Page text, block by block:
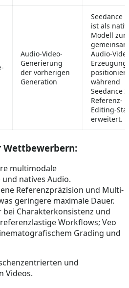
Audio-Video-
Generierung
der vorherigen
Generation
Seedance
ist als
Modell zur
Audio-
Erzeugung
während
Seedance
Referenz-
Editing-
erweitert.
Wettbewerbern:
multimodale
natives Audio.
Referenzpräzision und Multi-
geringere maximale Dauer.
bei Charakterkonsistenz und
Workflows; Veo
Grading und
und
Videos.